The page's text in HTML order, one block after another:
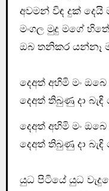
අවමන් විඳ දුක් දෙයි
මංගල මුදු මගේ
ඔබ තනිකර යන්නෑ
දෙඅත් අහිමි මං
දෙඅත් තිබුණු දා
දෙඅත් අහිමි මං
දෙඅත් තිබුණු දා
යුධ පිටියේ යුධ